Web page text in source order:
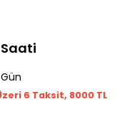
Saati
6 Taksit, 8000 TL